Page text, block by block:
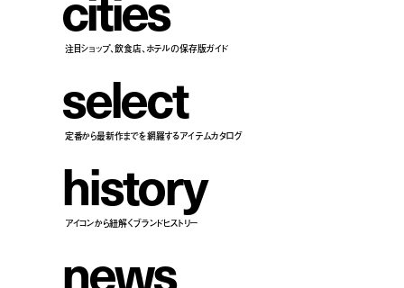
注目ショップ、飲食店、ホテルの保存版ガイド
select
定番から最新作までを網羅するアイテムカタログ
history
アイコンから紐解くブランドヒストリー
news